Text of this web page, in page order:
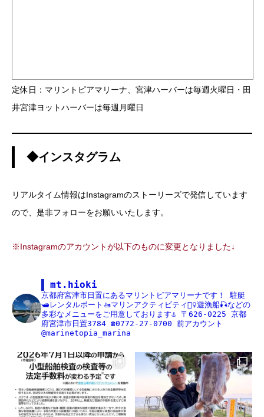
定休日：マリントピアマリーナ、宮津ハーバーは毎週火曜日・田
井宮津ヨットハーバーは毎週月曜日
◆インスタグラム
リアルタイム情報はInstagramのストーリーズで発信しています
ので、是非フォローをお願いいたします。
※Instagramのアカウントが以下のものに変更となりました↓
mt.hioki
京都府宮津市日置にあるマリントピアマリーナです！
駐艇
🛥レンタルボート🚤マリンアクティビティ🏄‍♀️遊漁船🎣などの
多彩なメニューをご用意しております⚓️ 〒626-0225 京都
府宮津市日置3784 ☎️0772-27-0700 前アカウント
@marinetopia_marina